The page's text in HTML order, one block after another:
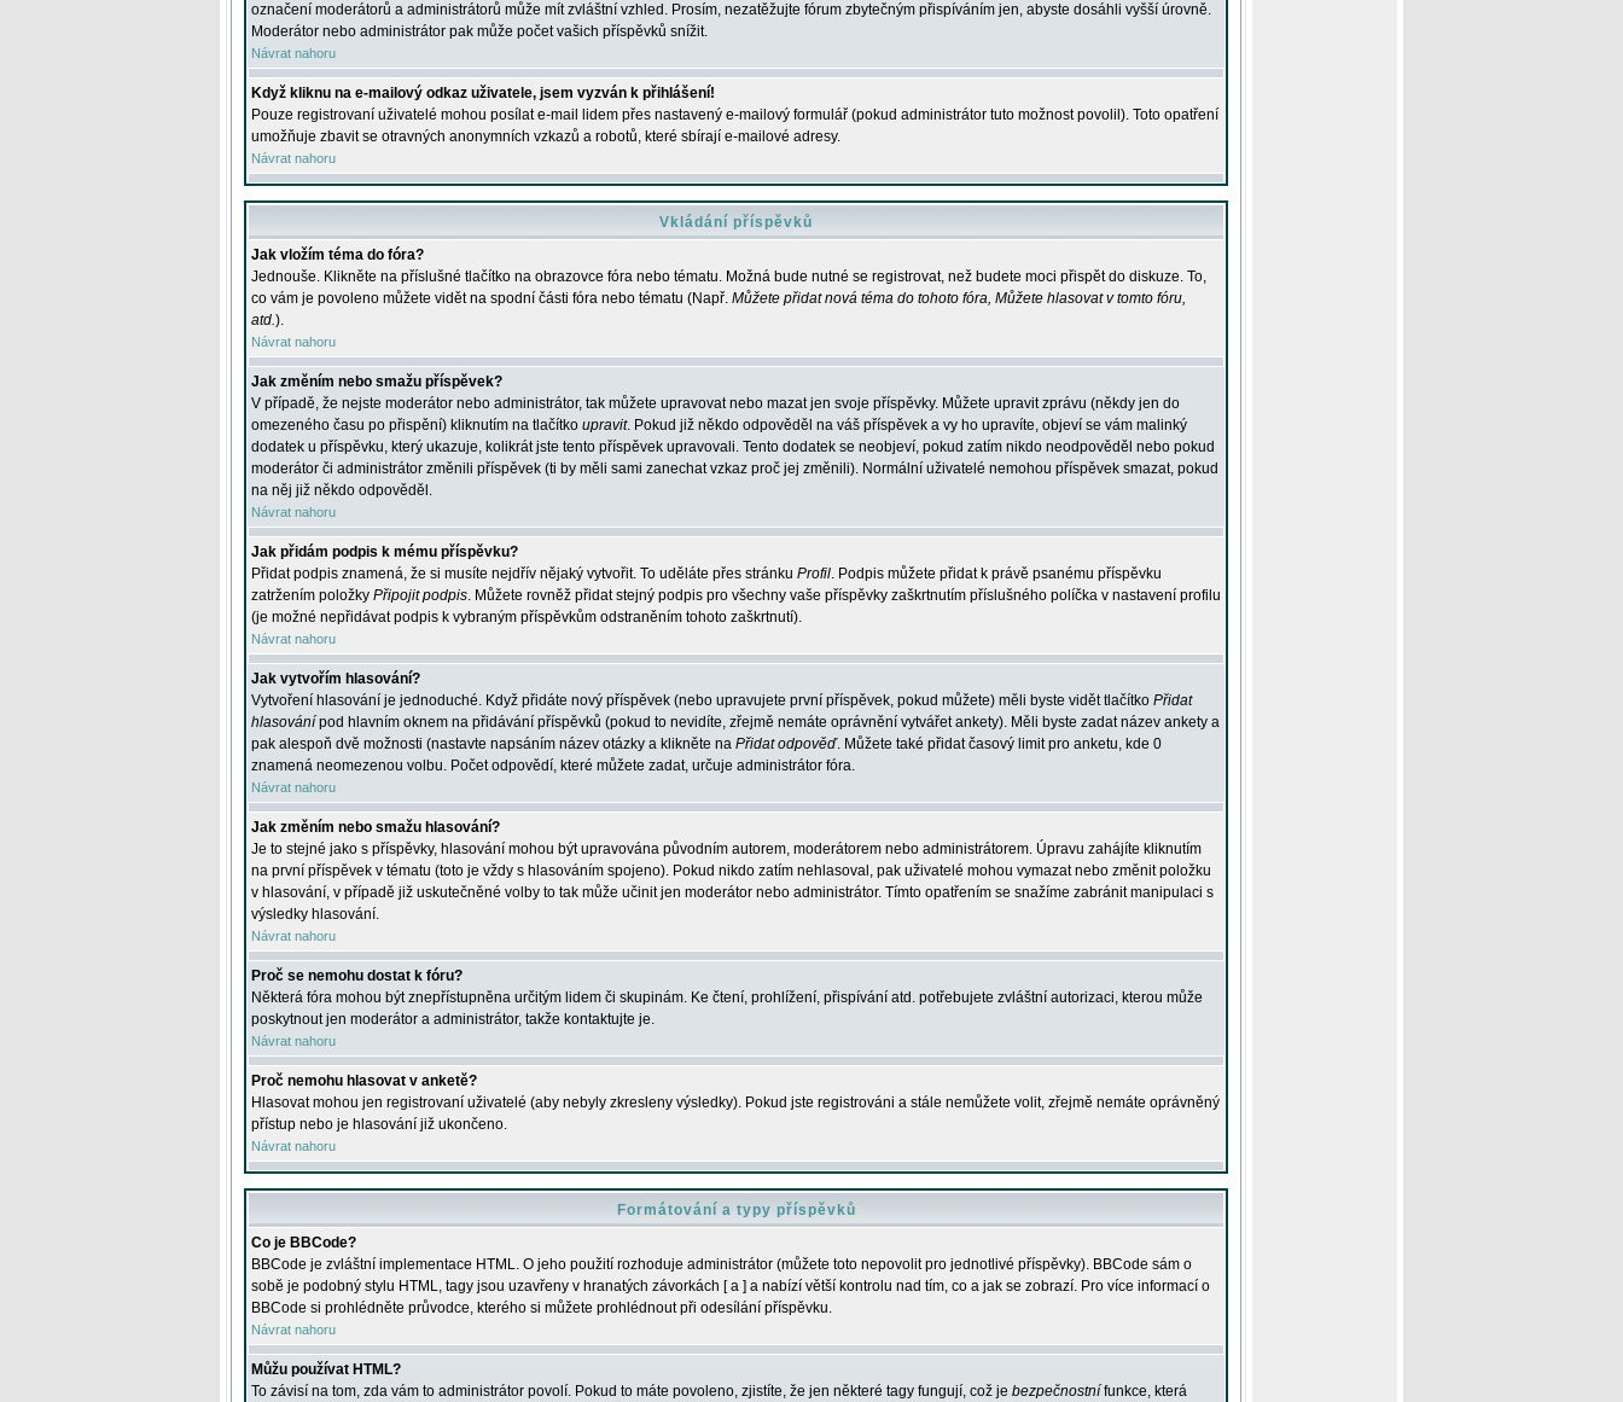
označení moderátorů a administrátorů může mít zvláštní vzhled. Prosím, nezatěžujte fórum zbytečným přispíváním jen, abyste dosáhli vyšší úrovně.
Moderátor nebo administrátor pak může počet vašich příspěvků snížit.
Návrat nahoru
Když kliknu na e-mailový odkaz uživatele, jsem vyzván k přihlášení!
Pouze registrovaní uživatelé mohou posílat e-mail lidem přes nastavený e-mailový formulář (pokud administrátor tuto možnost povolil). Toto opatření
umožňuje zbavit se otravných anonymních vzkazů a robotů, které sbírají e-mailové adresy.
Návrat nahoru
Vkládání příspěvků
Jak vložím téma do fóra?
Jednouše. Klikněte na příslušné tlačítko na obrazovce fóra nebo tématu. Možná bude nutné se registrovat, než budete moci přispět do diskuze. To,
co vám je povoleno můžete vidět na spodní části fóra nebo tématu (Např. Můžete přidat nová téma do tohoto fóra, Můžete hlasovat v tomto fóru,
atd.).
Návrat nahoru
Jak změním nebo smažu příspěvek?
V případě, že nejste moderátor nebo administrátor, tak můžete upravovat nebo mazat jen svoje příspěvky. Můžete upravit zprávu (někdy jen do
omezeného času po přispění) kliknutím na tlačítko upravit. Pokud již někdo odpověděl na váš příspěvek a vy ho upravíte, objeví se vám malinký
dodatek u příspěvku, který ukazuje, kolikrát jste tento příspěvek upravovali. Tento dodatek se neobjeví, pokud zatím nikdo neodpověděl nebo pokud
moderátor či administrátor změnili příspěvek (ti by měli sami zanechat vzkaz proč jej změnili). Normální uživatelé nemohou příspěvek smazat, pokud
na něj již někdo odpověděl.
Návrat nahoru
Jak přidám podpis k mému příspěvku?
Přidat podpis znamená, že si musíte nejdřív nějaký vytvořit. To uděláte přes stránku Profil. Podpis můžete přidat k právě psanému příspěvku
zatržením položky Připojit podpis. Můžete rovněž přidat stejný podpis pro všechny vaše příspěvky zaškrtnutím příslušného políčka v nastavení profilu
(je možné nepřidávat podpis k vybraným příspěvkům odstraněním tohoto zaškrtnutí).
Návrat nahoru
Jak vytvořím hlasování?
Vytvoření hlasování je jednoduché. Když přidáte nový příspěvek (nebo upravujete první příspěvek, pokud můžete) měli byste vidět tlačítko Přidat
hlasování pod hlavním oknem na přidávání příspěvků (pokud to nevidíte, zřejmě nemáte oprávnění vytvářet ankety). Měli byste zadat název ankety a
pak alespoň dvě možnosti (nastavte napsáním název otázky a klikněte na Přidat odpověď. Můžete také přidat časový limit pro anketu, kde 0
znamená neomezenou volbu. Počet odpovědí, které můžete zadat, určuje administrátor fóra.
Návrat nahoru
Jak změním nebo smažu hlasování?
Je to stejné jako s příspěvky, hlasování mohou být upravována původním autorem, moderátorem nebo administrátorem. Úpravu zahájíte kliknutím
na první příspěvek v tématu (toto je vždy s hlasováním spojeno). Pokud nikdo zatím nehlasoval, pak uživatelé mohou vymazat nebo změnit položku
v hlasování, v případě již uskutečněné volby to tak může učinit jen moderátor nebo administrátor. Tímto opatřením se snažíme zabránit manipulaci s
výsledky hlasování.
Návrat nahoru
Proč se nemohu dostat k fóru?
Některá fóra mohou být znepřístupněna určitým lidem či skupinám. Ke čtení, prohlížení, přispívání atd. potřebujete zvláštní autorizaci, kterou může
poskytnout jen moderátor a administrátor, takže kontaktujte je.
Návrat nahoru
Proč nemohu hlasovat v anketě?
Hlasovat mohou jen registrovaní uživatelé (aby nebyly zkresleny výsledky). Pokud jste registrováni a stále nemůžete volit, zřejmě nemáte oprávněný
přístup nebo je hlasování již ukončeno.
Návrat nahoru
Formátování a typy příspěvků
Co je BBCode?
BBCode je zvláštní implementace HTML. O jeho použití rozhoduje administrátor (můžete toto nepovolit pro jednotlivé příspěvky). BBCode sám o
sobě je podobný stylu HTML, tagy jsou uzavřeny v hranatých závorkách [ a ] a nabízí větší kontrolu nad tím, co a jak se zobrazí. Pro více informací o
BBCode si prohlédněte průvodce, kterého si můžete prohlédnout při odesílání příspěvku.
Návrat nahoru
Můžu používat HTML?
To závisí na tom, zda vám to administrátor povolí. Pokud to máte povoleno, zjistíte, že jen některé tagy fungují, což je bezpečnostní funkce, která